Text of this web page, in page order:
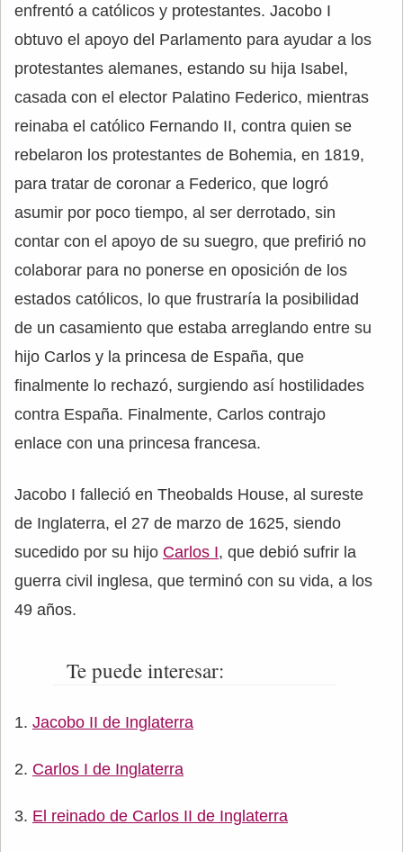
enfrentó a católicos y protestantes. Jacobo I
obtuvo el apoyo del Parlamento para ayudar a los
protestantes alemanes, estando su hija Isabel,
casada con el elector Palatino Federico, mientras
reinaba el católico Fernando II, contra quien se
rebelaron los protestantes de Bohemia, en 1819,
para tratar de coronar a Federico, que logró
asumir por poco tiempo, al ser derrotado, sin
contar con el apoyo de su suegro, que prefirió no
colaborar para no ponerse en oposición de los
estados católicos, lo que frustraría la posibilidad
de un casamiento que estaba arreglando entre su
hijo Carlos y la princesa de España, que
finalmente lo rechazó, surgiendo así hostilidades
contra España. Finalmente, Carlos contrajo
enlace con una princesa francesa.
Jacobo I falleció en Theobalds House, al sureste
de Inglaterra, el 27 de marzo de 1625, siendo
sucedido por su hijo Carlos I, que debió sufrir la
guerra civil inglesa, que terminó con su vida, a los
49 años.
Te puede interesar:
Jacobo II de Inglaterra
Carlos I de Inglaterra
El reinado de Carlos II de Inglaterra